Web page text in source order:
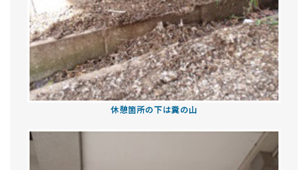
休憩箇所の下は糞の山